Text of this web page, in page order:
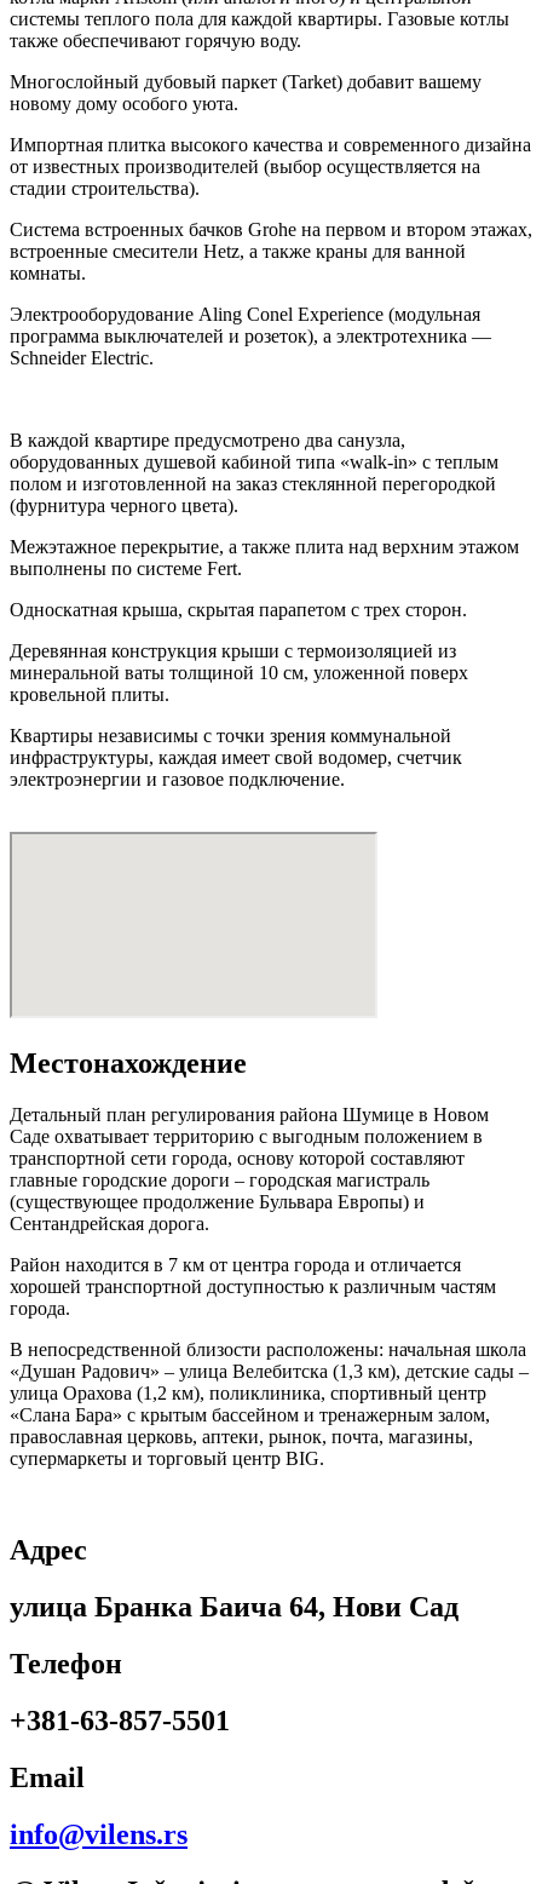
системы теплого пола для каждой квартиры. Газовые котлы
также обеспечивают горячую воду.
Многослойный дубовый паркет (Tarket) добавит вашему
новому дому особого уюта.
Импортная плитка высокого качества и современного дизайна
от известных производителей (выбор осуществляется на
стадии строительства).
Система встроенных бачков Grohe на первом и втором этажах,
встроенные смесители Hetz, а также краны для ванной
комнаты.
Электрооборудование Aling Conel Experience (модульная
программа выключателей и розеток), а электротехника —
Schneider Electric.
В каждой квартире предусмотрено два санузла,
оборудованных душевой кабиной типа «walk-in» с теплым
полом и изготовленной на заказ стеклянной перегородкой
(фурнитура черного цвета).
Межэтажное перекрытие, а также плита над верхним этажом
выполнены по системе Fert.
Односкатная крыша, скрытая парапетом с трех сторон.
Деревянная конструкция крыши с термоизоляцией из
минеральной ваты толщиной 10 см, уложенной поверх
кровельной плиты.
Квартиры независимы с точки зрения коммунальной
инфраструктуры, каждая имеет свой водомер, счетчик
электроэнергии и газовое подключение.
Местонахождение
Детальный план регулирования района Шумице в Новом
Саде охватывает территорию с выгодным положением в
транспортной сети города, основу которой составляют
главные городские дороги – городская магистраль
(существующее продолжение Бульвара Европы) и
Сентандрейская дорога.
Район находится в 7 км от центра города и отличается
хорошей транспортной доступностью к различным частям
города.
В непосредственной близости расположены: начальная школа
«Душан Радович» – улица Велебитска (1,3 км), детские сады –
улица Орахова (1,2 км), поликлиника, спортивный центр
«Слана Бара» с крытым бассейном и тренажерным залом,
православная церковь, аптеки, рынок, почта, магазины,
супермаркеты и торговый центр BIG.
Адрес
улица Бранка Баича 64, Нови Сад
Телефон
+381-63-857-5501
Email
info@vilens.rs